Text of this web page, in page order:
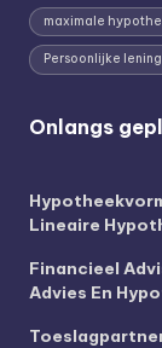
maximale
Persoonlijke lening
Onlangs
Lineaire
Financieel
Advies En